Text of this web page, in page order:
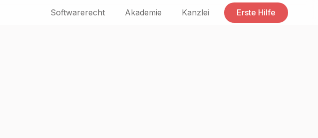
Softwarerecht Akademie Kanzlei Erste Hilfe